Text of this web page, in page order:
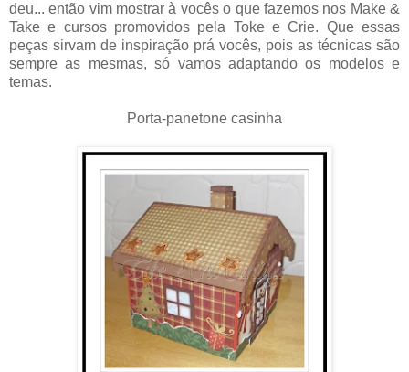
deu... então vim mostrar à vocês o que fazemos nos Make &
Take e cursos promovidos pela Toke e Crie. Que essas
peças sirvam de inspiração prá vocês, pois as técnicas são
sempre as mesmas, só vamos adaptando os modelos e
temas.
Porta-panetone casinha